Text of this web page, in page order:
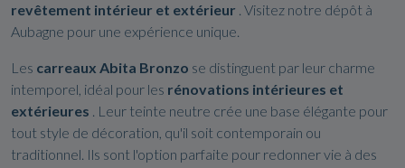
revêtement intérieur et extérieur . Visitez notre dépôt à
Aubagne pour une expérience unique.
Les carreaux Abita Bronzo se distinguent par leur charme
intemporel, idéal pour les rénovations intérieures et
extérieures . Leur teinte neutre crée une base élégante pour
tout style de décoration, qu'il soit contemporain ou
traditionnel. Ils sont l'option parfaite pour redonner vie à des